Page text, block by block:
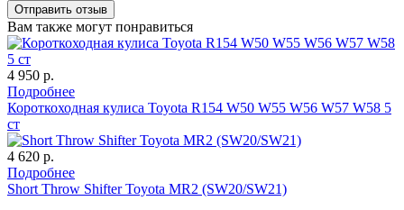
Вам также могут понравиться
4 950 р.
Подробнее
Короткоходная кулиса Toyota R154 W50 W55 W56 W57 W58 5
ст
4 620 р.
Подробнее
Short Throw Shifter Toyota MR2 (SW20/SW21)